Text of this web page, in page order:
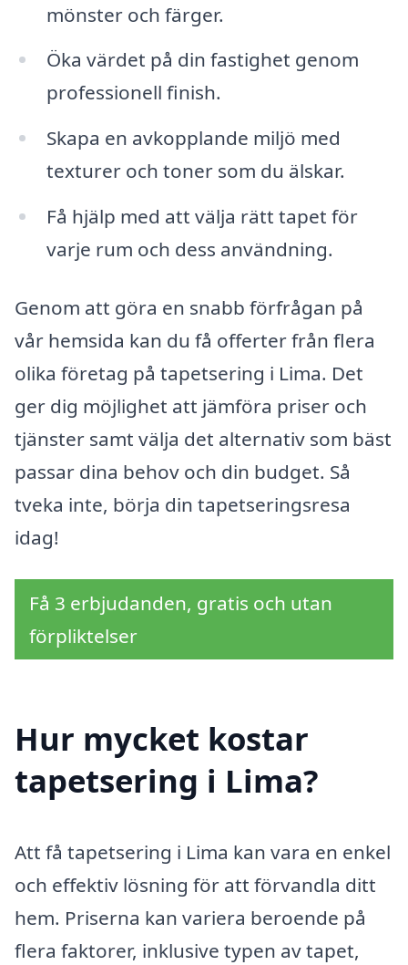
mönster och färger.
Öka värdet på din fastighet genom
professionell finish.
Skapa en avkopplande miljö med
texturer och toner som du älskar.
Få hjälp med att välja rätt tapet för
varje rum och dess användning.
Genom att göra en snabb förfrågan på
vår hemsida kan du få offerter från flera
olika företag på tapetsering i Lima. Det
ger dig möjlighet att jämföra priser och
tjänster samt välja det alternativ som bäst
passar dina behov och din budget. Så
tveka inte, börja din tapetseringsresa
idag!
Få 3 erbjudanden, gratis och utan
förpliktelser
Hur mycket kostar
tapetsering i Lima?
Att få tapetsering i Lima kan vara en enkel
och effektiv lösning för att förvandla ditt
hem. Priserna kan variera beroende på
flera faktorer, inklusive typen av tapet,